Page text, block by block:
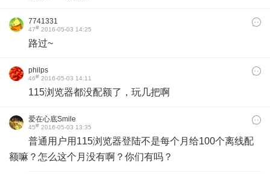
7741331
47# 2016-05-03 14:25
路过~
philps
46# 2016-05-03 14:11
115浏览器都没配额了，玩几把啊
爱在心底Smile
45# 2016-05-03 13:35
普通用户用115浏览器登陆不是每个月给100个离线配
额嘛？怎么这个月没有啊？你们有吗？